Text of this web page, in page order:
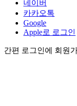
네이버
카카오톡
Google
Apple로 로그인
간편 로그인에 회원